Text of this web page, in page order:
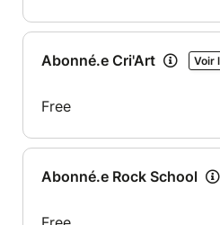
Abonné.e Cri'Art Voir
Free
Abonné.e Rock School